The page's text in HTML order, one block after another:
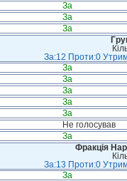
За
За
За
За:12 Проти:0
За
За
За
За
За
Не голосував
За
Фракція
За:13 Проти:0
За